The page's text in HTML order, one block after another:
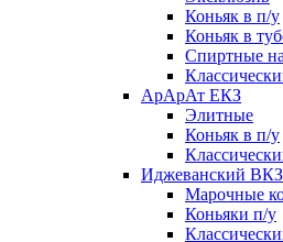
Коньяк в п/у
Коньяк в
Спиртные
АрАрАт ЕКЗ
Элитные
Коньяк в п/у
Иджеванский ВКЗ
Марочные
Коньяки п/у